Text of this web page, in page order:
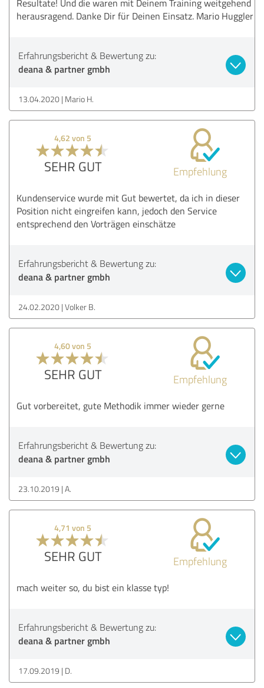
Resultate! Und die waren mit Deinem Training weitgehend
herausragend. Danke Dir für Deinen Einsatz. Mario Huggler
Erfahrungsbericht & Bewertung zu:
deana & partner gmbh
13.04.2020 Mario H.
4,62 von 5
SEHR GUT Empfehlung
Kundenservice wurde mit Gut bewertet, da ich in dieser
Position nicht eingreifen kann, jedoch den Service
entsprechend den Vorträgen einschätze
Erfahrungsbericht & Bewertung zu:
deana & partner gmbh
24.02.2020 Volker B.
4,60 von 5
SEHR GUT Empfehlung
Gut vorbereitet, gute Methodik immer wieder gerne
Erfahrungsbericht & Bewertung zu:
deana & partner gmbh
23.10.2019 A.
4,71 von 5
SEHR GUT Empfehlung
mach weiter so, du bist ein klasse typ!
Erfahrungsbericht & Bewertung zu:
deana & partner gmbh
17.09.2019 D.